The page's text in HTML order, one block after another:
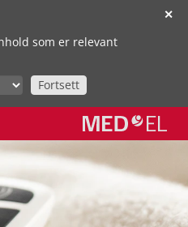
✕
som er relevant
Fortsett